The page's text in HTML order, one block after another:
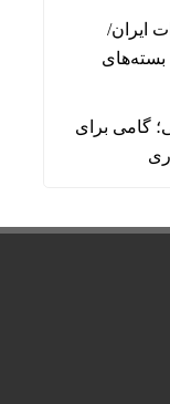
ایران/
بسته‌های
گامی برای